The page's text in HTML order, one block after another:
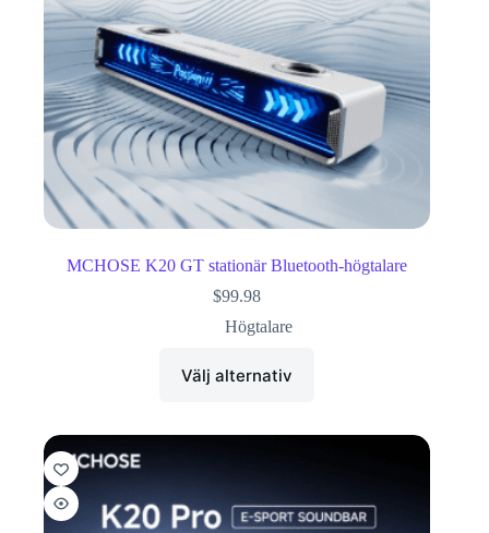
MCHOSE K20 GT stationär Bluetooth-högtalare
$99.98
Högtalare
Välj alternativ